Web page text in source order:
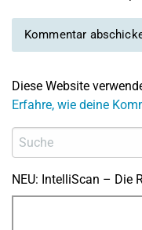
Diese Website
Erfahre, wie deine
NEU: IntelliScan – Die